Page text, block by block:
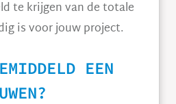
te krijgen van de totale
is voor jouw project.
EEN